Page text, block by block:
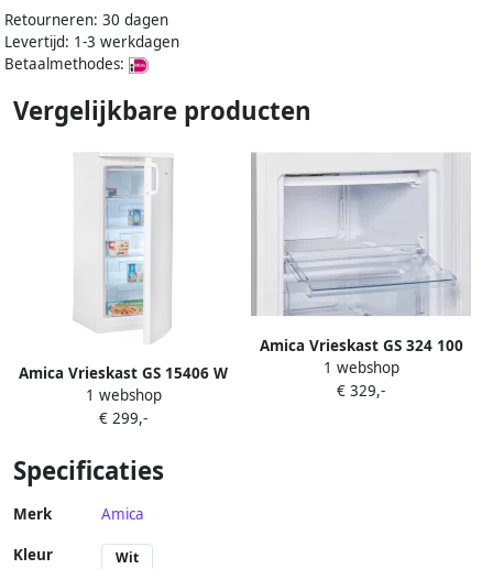
Retourneren: 30 dagen
Levertijd: 1-3 werkdagen
Betaalmethodes:
Vergelijkbare producten
Amica Vrieskast GS 15406 W
1 webshop
€ 299,-
Amica Vrieskast GS 324 100
W
1 webshop
€ 329,-
Specificaties
Merk Amica
Kleur Wit